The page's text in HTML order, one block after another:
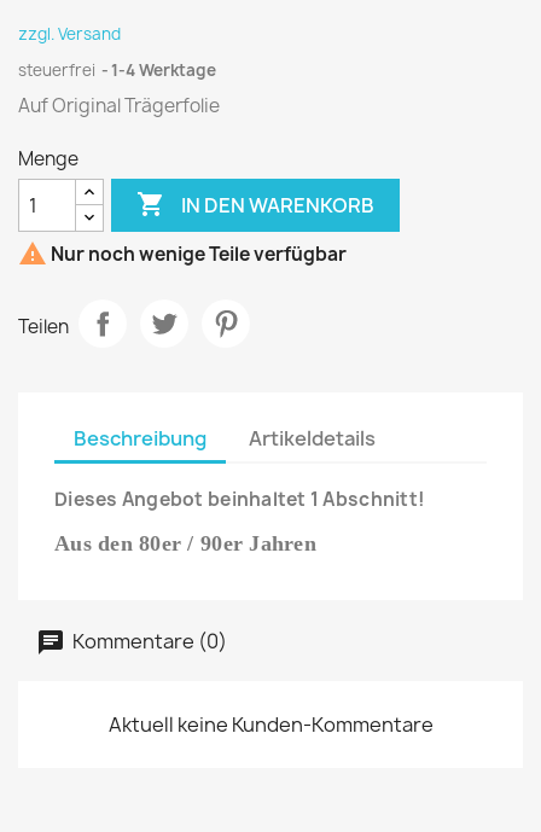
zzgl. Versand
steuerfrei
1-4 Werktage
Auf Original Trägerfolie
Menge
 IN DEN WARENKORB
 Nur noch wenige Teile verfügbar
Teilen
Beschreibung Artikeldetails
Dieses Angebot beinhaltet 1 Abschnitt!
Aus den 80er / 90er Jahren
Kommentare (0)
Aktuell keine Kunden-Kommentare